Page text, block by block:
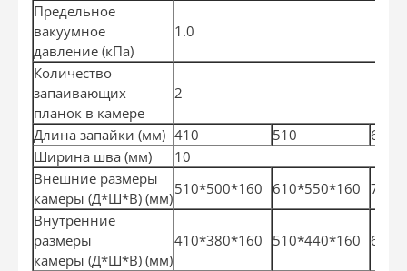
Предельное
вакуумное
давление (кПа)
1.0
Количество
запаивающих
планок в камере
2
Длина запайки (мм) 410 510
610
Ширина шва (мм)
10
Внешние размеры
камеры (Д*Ш*В) (мм)
510*500*160 610*550*160
Внутренние
размеры
камеры (Д*Ш*В) (мм)
410*380*160 510*440*160